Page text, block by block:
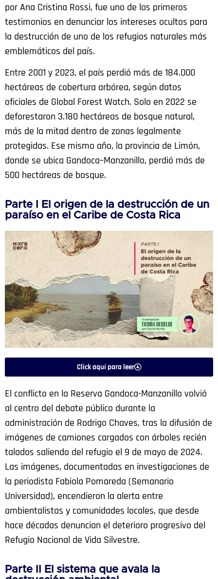
por Ana Cristina Rossi, fue uno de los primeros
testimonios en denunciar los intereses ocultos para
la destrucción de uno de los refugios naturales más
emblemáticos del país.
Entre 2001 y 2023, el país perdió más de 184.000
hectáreas de cobertura arbórea, según datos
oficiales de Global Forest Watch. Solo en 2022 se
deforestaron 3.180 hectáreas de bosque natural,
más de la mitad dentro de zonas legalmente
protegidas. Ese mismo año, la provincia de Limón,
donde se ubica Gandoca–Manzanillo, perdió más de
500 hectáreas de bosque.
Parte I El origen de la destrucción de un
paraíso en el Caribe de Costa Rica
Click aquí para leer
El conflicto en la Reserva Gandoca-Manzanillo volvió
al centro del debate público durante la
administración de Rodrigo Chaves, tras la difusión de
imágenes de camiones cargados con árboles recién
talados saliendo del refugio el 9 de mayo de 2024.
Las imágenes, documentadas en investigaciones de
la periodista Fabiola Pomareda (Semanario
Universidad), encendieron la alerta entre
ambientalistas y comunidades locales, que desde
hace décadas denuncian el deterioro progresivo del
Refugio Nacional de Vida Silvestre.
Parte II El sistema que avala la